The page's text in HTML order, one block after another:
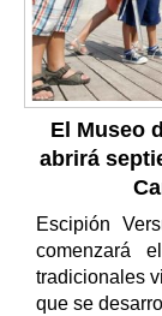
El Museo
abrirá
Escipión
comenzará
tradicionales
que se